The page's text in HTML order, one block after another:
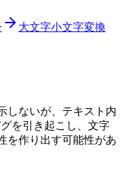
大文字小文字変換
しないが、テキスト内
を引き起こし、文字
を作り出す可能性があ